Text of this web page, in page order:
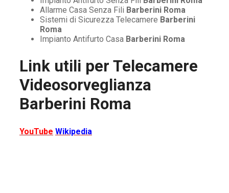
Allarme Casa Senza Fili Barberini Roma
Sistemi di Sicurezza Telecamere Barberini
Roma
Impianto Antifurto Casa Barberini Roma
Link utili per Telecamere
Videosorveglianza
Barberini Roma
YouTube Wikipedia